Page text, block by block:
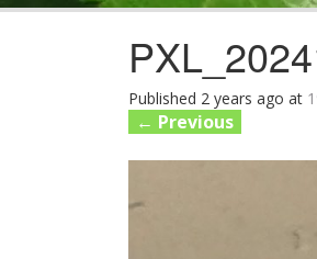
Published 2 years ago at
← Previous